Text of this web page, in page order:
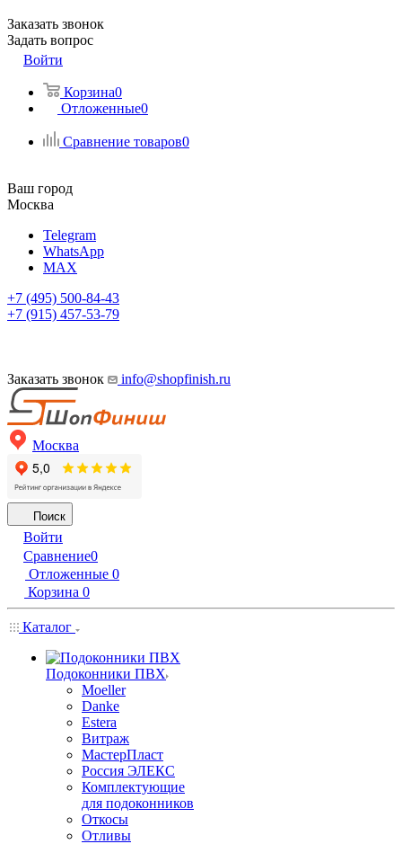
Заказать звонок
Задать вопрос
Войти
Корзина0
Отложенные0
Сравнение товаров0
Ваш город
Москва
Telegram
WhatsApp
MAX
+7 (495) 500-84-43
+7 (915) 457-53-79
Заказать звонок info@shopfinish.ru
Москва
Поиск
Войти
Сравнение0
Отложенные 0
Корзина 0
Каталог
Подоконники ПВХ
Moeller
Danke
Estera
Витраж
МастерПласт
Россия ЭЛЕКС
Комплектующие
для подоконников
Откосы
Отливы